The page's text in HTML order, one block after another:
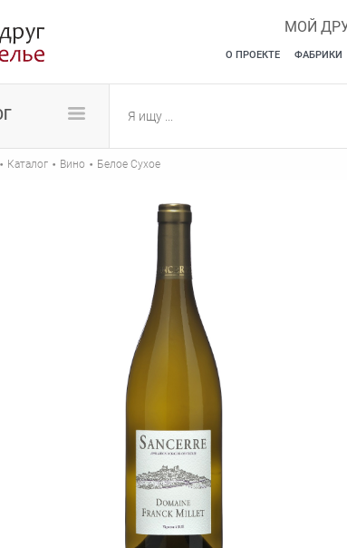
МОЙ
О ПРОЕКТЕ ФАБРИКИ
· Каталог · Вино · Белое Сухое